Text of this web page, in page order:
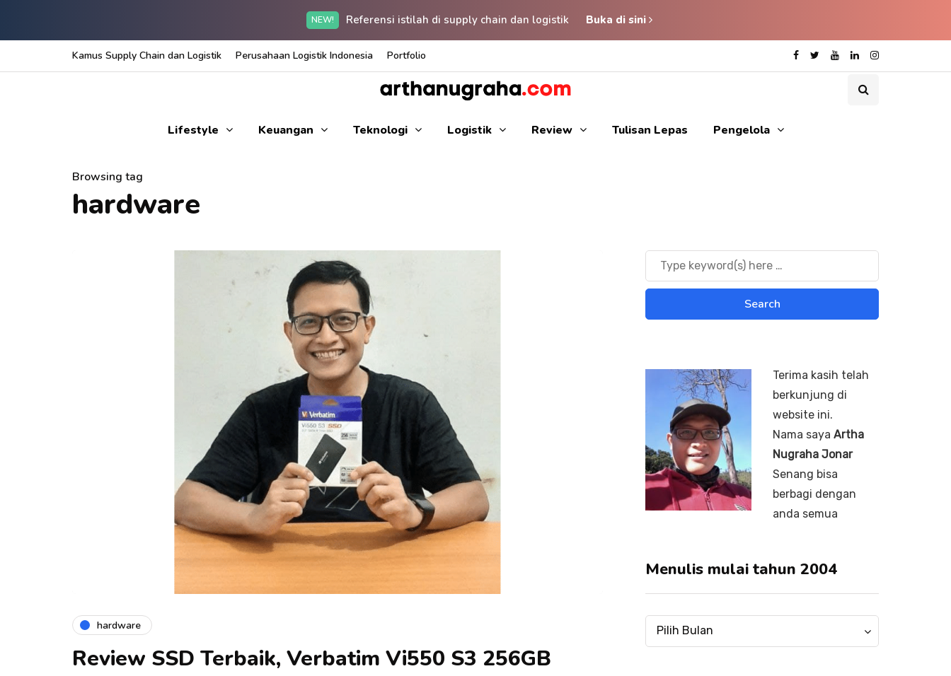
NEW! Referensi istilah di supply chain dan logistik Buka di sini
Kamus Supply Chain dan Logistik Perusahaan Logistik Indonesia Portfolio
Lifestyle Keuangan Teknologi Logistik Review Tulisan Lepas Pengelola
Browsing tag
hardware
hardware
Review SSD Terbaik, Verbatim Vi550 S3 256GB
Terima kasih telah
berkunjung di
website ini.
Nama saya Artha
Nugraha Jonar
Senang bisa
berbagi dengan
anda semua
Menulis mulai tahun 2004
Menulis
mulai
Pilih Bulan
Menulis
mulai